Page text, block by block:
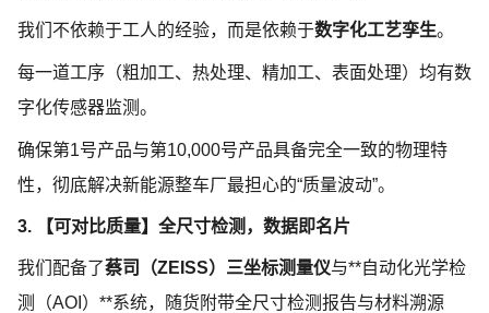
我们不依赖于工人的经验，而是依赖于数字化工艺孪生。
每一道工序（粗加工、热处理、精加工、表面处理）均有数
字化传感器监测。
确保第1号产品与第10,000号产品具备完全一致的物理特
性，彻底解决新能源整车厂最担心的“质量波动”。
3. 【可对比质量】全尺寸检测，数据即名片
我们配备了蔡司（ZEISS）三坐标测量仪与**自动化光学检
测（AOI）**系统，随货附带全尺寸检测报告与材料溯源